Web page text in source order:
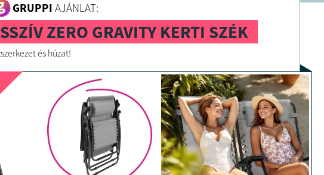
GRUPPI AJÁNLAT:
ZERO GRAVITY KERTI SZÉK
és húzat!